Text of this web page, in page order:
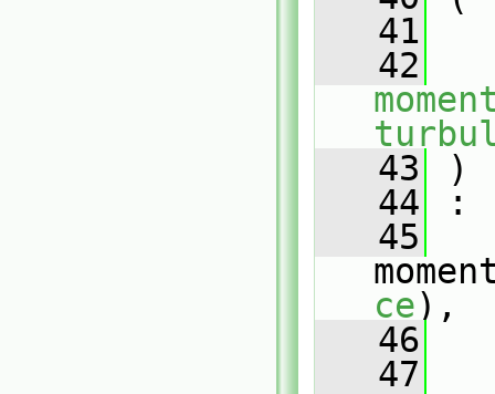
   41
   42
   43
)
   44
:
   45
ce),
   46
   47